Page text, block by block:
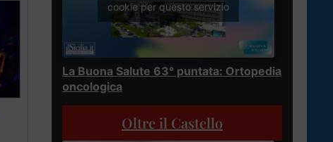
cookie per questo servizio
La Buona Salute 63° puntata: Ortopedia
oncologica
Oltre il Castello